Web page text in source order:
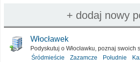
Włocławek
Podyskutuj o Włocławku, poznaj swoich
Śródmieście
Zazamcze Południe